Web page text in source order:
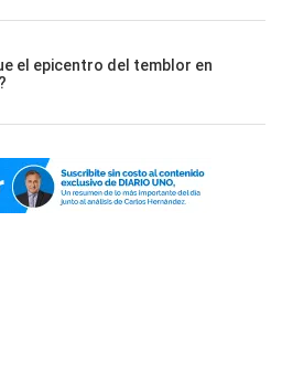
el epicentro del temblor en